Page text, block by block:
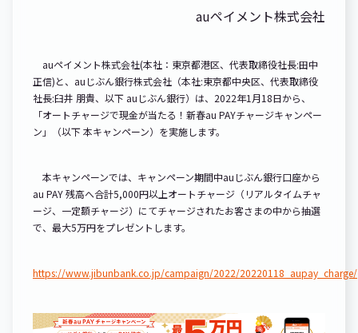
auペイメント株式会社
auペイメント株式会社(本社：東京都港区、代表取締役社長:田中
正信)と、auじぶん銀行株式会社（本社:東京都中央区、代表取締役
社長:臼井 朋貴、以下 auじぶん銀行）は、2022年1月18日から、
「オートチャージで現金が当たる！新春au PAYチャージキャンペー
ン」（以下 本キャンペーン）を実施します。
本キャンペーンでは、キャンペーン期間中auじぶん銀行口座から
au PAY 残高へ合計5,000円以上オートチャージ（リアルタイムチャ
ージ、一定額チャージ）にてチャージされたお客さまの中から抽選
で、最大5万円をプレゼントします。
https://www.jibunbank.co.jp/campaign/2022/20220118_aupay_charge/